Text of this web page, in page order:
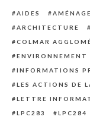
AIDES
ARCHITECTURE
COLMAR
ENVIRONNEMENT
INFORMATIONS
LES ACTIONS DE
LETTRE
LPC283
LPC284